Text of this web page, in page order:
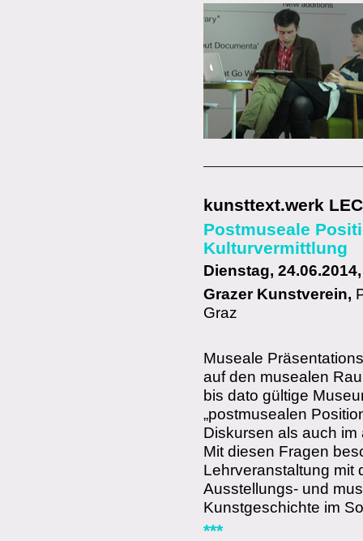
kunsttext.werk
Postmuseale
Kulturvermittlung
Dienstag,
Grazer Kunstverein,
Graz
Museale
auf den musealen
bis dato gültige
„postmusealen
Diskursen als auch
Mit diesen Fragen
Lehrveranstaltung mit
Ausstellungs- und
Kunstgeschichte im
***